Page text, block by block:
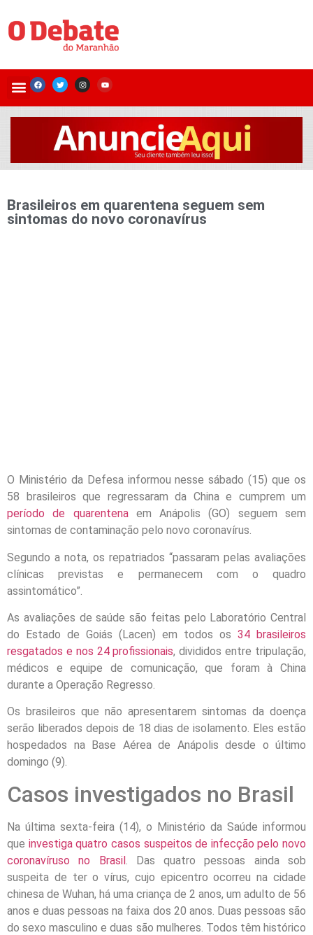
Brasileiros em quarentena seguem sem
sintomas do novo coronavírus
O Ministério da Defesa informou nesse sábado (15) que os
58 brasileiros que regressaram da China e cumprem um
período de quarentenaem Anápolis (GO) seguem sem
sintomas de contaminação pelo novo coronavírus.
Segundo a nota, os repatriados “passaram pelas avaliações
clínicas previstas e permanecem com o quadro
assintomático”.
As avaliações de saúde são feitas pelo Laboratório Central
do Estado de Goiás (Lacen) em todos os 34 brasileiros
resgatados e nos 24 profissionais, divididos entre tripulação,
médicos e equipe de comunicação, que foram à China
durante a Operação Regresso.
Os brasileiros que não apresentarem sintomas da doença
serão liberados depois de 18 dias de isolamento. Eles estão
hospedados na Base Aérea de Anápolis desde o último
domingo (9).
Casos investigados no Brasil
Na última sexta-feira (14), o Ministério da Saúde informou
que investiga quatro casos suspeitos de infecção pelo novo
coronavíruso no Brasil. Das quatro pessoas ainda sob
suspeita de ter o vírus, cujo epicentro ocorreu na cidade
chinesa de Wuhan, há uma criança de 2 anos, um adulto de 56
anos e duas pessoas na faixa dos 20 anos. Duas pessoas são
do sexo masculino e duas são mulheres. Todos têm histórico